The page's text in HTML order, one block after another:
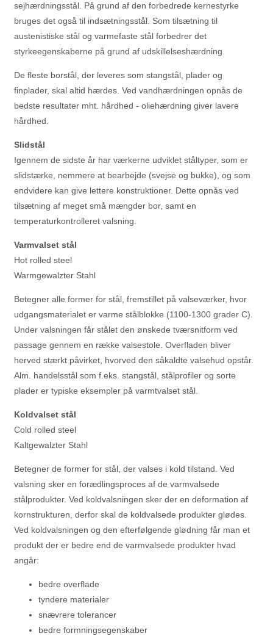
sejhærdningsstål. På grund af den forbedrede kernestyrke
bruges det også til indsætningsstål. Som tilsætning til
austenistiske stål og varmefaste stål forbedrer det
styrkeegenskaberne på grund af udskillelseshærdning.
De fleste borstål, der leveres som stangstål, plader og
finplader, skal altid hærdes. Ved vandhærdningen opnås de
bedste resultater mht. hårdhed - oliehærdning giver lavere
hårdhed.
Slidstål
Igennem de sidste år har værkerne udviklet ståltyper, som er
slidstærke, nemmere at bearbejde (svejse og bukke), og som
endvidere kan give lettere konstruktioner. Dette opnås ved
tilsætning af meget små mængder bor, samt en
temperaturkontrolleret valsning.
Varmvalset stål
Hot rolled steel
Warmgewalzter Stahl
Betegner alle former for stål, fremstillet på valseværker, hvor
udgangsmaterialet er varme stålblokke (1100-1300 grader C).
Under valsningen får stålet den ønskede tværsnitform ved
passage gennem en række valsestole. Overfladen bliver
herved stærkt påvirket, hvorved den såkaldte valsehud opstår.
Alm. handelsstål som f.eks. stangstål, stålprofiler og sorte
plader er typiske eksempler på varmtvalset stål.
Koldvalset stål
Cold rolled steel
Kaltgewalzter Stahl
Betegner de former for stål, der valses i kold tilstand. Ved
valsning sker en forædlingsproces af de varmvalsede
stålprodukter. Ved koldvalsningen sker der en deformation af
kornstrukturen, derfor skal de koldvalsede produkter glødes.
Ved koldvalsningen og den efterfølgende glødning får man et
produkt der er bedre end de varmvalsede produkter hvad
angår:
bedre overflade
tyndere materialer
snævrere tolerancer
bedre formningsegenskaber